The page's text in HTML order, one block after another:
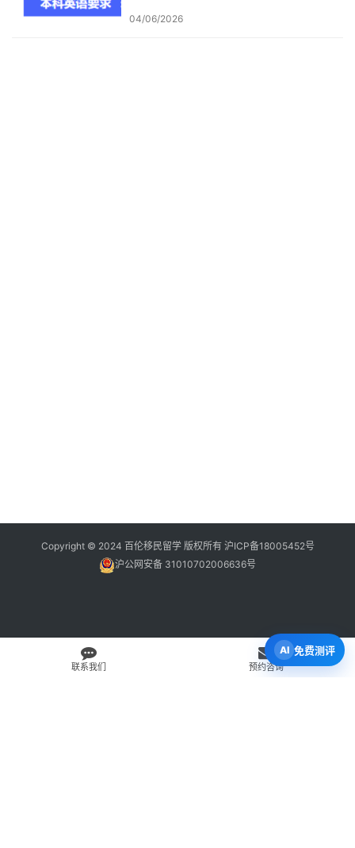
04/06/2026
Copyright © 2024 百伦移民留学 版权所有 沪ICP备18005452号
沪公网安备 31010702006636号
联系我们 预约咨询
免费测评